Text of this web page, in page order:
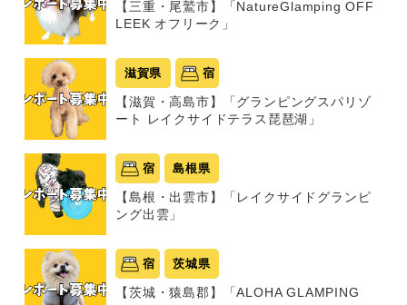
【三重・尾鷲市】「NatureGlamping OFF
LEEK オフリーク」
滋賀県 宿
【滋賀・高島市】「グランピングスパリゾ
ート レイクサイドテラス琵琶湖」
宿 島根県
【島根・出雲市】「レイクサイドグランピ
ング出雲」
宿 茨城県
【茨城・猿島郡】「ALOHA GLAMPING